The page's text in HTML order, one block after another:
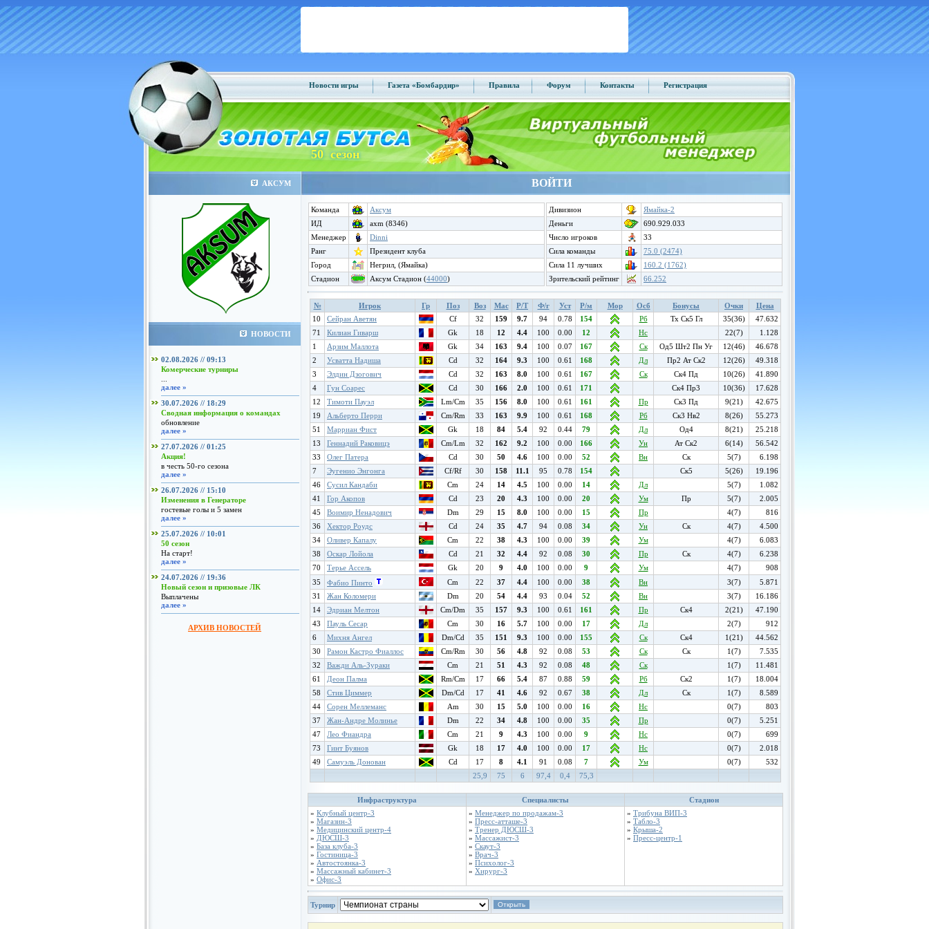
Новости игры Газета «Бомбардир» Правила Форум Контакты Регистрация
50 сезон
АКСУМ
НОВОСТИ
02.08.2026 // 09:13
Комерческие турниры
далее »
30.07.2026 // 18:29
Сводная информация о командах
обновление
далее »
27.07.2026 // 01:25
Акция!
в честь 50-го сезона
далее »
26.07.2026 // 15:10
Изменения в Генераторе
гостевые голы и 5 замен
далее »
25.07.2026 // 10:01
50 сезон
На старт!
далее »
24.07.2026 // 19:36
Новый сезон и призовые ЛК
Выплачены
далее »
АРХИВ НОВОСТЕЙ
ВОЙТИ
Команда
Аксум
ИД
axm (8346)
Менеджер
Dinni
Ранг
Президент клуба
Город
Негрил, (Ямайка)
Стадион
Аксум Стадион (44000)
Дивизион
Ямайка-2
Деньги
690.929.033
Число игроков
33
Сила команды
75.0 (2474)
Сила 11 лучших
160.2 (1762)
Зрительский рейтинг
66.252
№ Игрок Гр Поз Воз Мас Р/Т Ф/г Уст Р/м Мор Осб Бонусы Очки
Цена
10
Сейран Аветян Cf 32 159 9.7 94 0.78 154 Рб Тх Ск5 Гл 35(36)
47.632
71
Килиан Гиварш Gk 18 12 4.4 100 0.00 12 Нс 22(7)
1.128
1
Арзим Маллота Gk 34 163 9.4 100 0.07 167 Ск Од5 Шт2 Пн Уг 12(46)
46.678
2
Усватта Надиша Cd 32 164 9.3 100 0.61 168 Дл Пр2 Ат Ск2 12(26)
49.318
3
Элдин Дзогович Cd 32 163 8.0 100 0.61 167 Ск Ск4 Пд 10(26)
41.890
4
Гун Соарес Cd 30 166 2.0 100 0.61 171 Ск4 Пр3 10(36)
17.628
12
Тимоти Пауэл Lm/Cm 35 156 8.0 100 0.61 161 Пр Ск3 Пд 9(21)
42.675
19
Альберто Перри Cm/Rm 33 163 9.9 100 0.61 168 Рб Ск3 Нв2 8(26)
55.273
51
Марриан Фист Gk 18 84 5.4 92 0.44 79 Дл Од4 8(21)
25.218
13
Геннадий Раковицэ Cm/Lm 32 162 9.2 100 0.00 166 Ун Ат Ск2 6(14)
56.542
33
Олег Патера Cd 30 50 4.6 100 0.00 52 Вн Ск 5(7)
6.198
7
Эугенио Энгонга Cf/Rf 30 158 11.1 95 0.78 154 Ск5 5(26)
19.196
46
Сусил Кандаби Cm 24 14 4.5 100 0.00 14 Дл 5(7)
1.082
41
Гор Акопов Cd 23 20 4.3 100 0.00 20 Ум Пр 5(7)
2.005
45
Воимир Ненадович Dm 29 15 8.0 100 0.00 15 Пр 4(7)
816
36
Хектор Роудс Cd 24 35 4.7 94 0.08 34 Ун Ск 4(7)
4.500
34
Оливер Капалу Cm 22 38 4.3 100 0.00 39 Ум 4(7)
6.083
38
Оскар Лойола Cd 21 32 4.4 92 0.08 30 Пр Ск 4(7)
6.238
70
Терье Ассель Gk 20 9 4.0 100 0.00 9 Ум 4(7)
908
35
Фабио Пинто Cm 22 37 4.4 100 0.00 38 Вн 3(7)
5.871
31
Жан Коломери Dm 20 54 4.4 93 0.04 52 Вн 3(7)
16.186
14
Эдриан Мелтон Cm/Dm 35 157 9.3 100 0.61 161 Пр Ск4 2(21)
47.190
43
Пауль Сесар Cm 30 16 5.7 100 0.00 17 Дл 2(7)
912
6
Михня Ангел Dm/Cd 35 151 9.3 100 0.00 155 Ск Ск4 1(21)
44.562
30
Рамон Кастро Фиаллос Cm/Rm 30 56 4.8 92 0.08 53 Ск Ск 1(7)
7.535
32
Важди Аль-Зураки Cm 21 51 4.3 92 0.08 48 Ск 1(7)
11.481
61
Деон Палма Rm/Cm 17 66 5.4 87 0.88 59 Рб Ск2 1(7)
18.004
58
Стив Циммер Dm/Cd 17 41 4.6 92 0.67 38 Дл Ск 1(7)
8.589
44
Сорен Меллеманс Am 30 15 5.0 100 0.00 16 Нс 0(7)
803
37
Жан-Андре Молинье Dm 22 34 4.8 100 0.00 35 Пр 0(7)
5.251
47
Лео Фиандра Cm 21 9 4.3 100 0.00 9 Нс 0(7)
699
73
Гинт Буянов Gk 18 17 4.0 100 0.00 17 Нс 0(7)
2.018
49
Самуэль Донован Cd 17 8 4.1 91 0.08 7 Ум 0(7)
532
25,9
75 6 97,4 0,4 75,3
Инфраструктура Специалисты
Стадион
» Клубный центр-3
» Магазин-3
» Медицинский центр-4
» ДЮСШ-3
» База клуба-3
» Гостиница-3
» Автостоянка-3
» Массажный кабинет-3
» Офис-3
» Менеджер по продажам-3
» Пресс-атташе-3
» Тренер ДЮСШ-3
» Массажист-3
» Скаут-3
» Врач-3
» Психолог-3
» Хирург-3
» Трибуна ВИП-3
» Табло-3
» Крыша-2
» Пресс-центр-1
Турнир